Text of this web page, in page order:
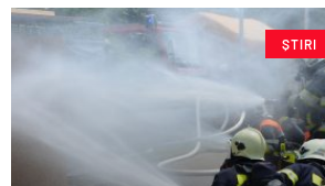
ȘTIRI